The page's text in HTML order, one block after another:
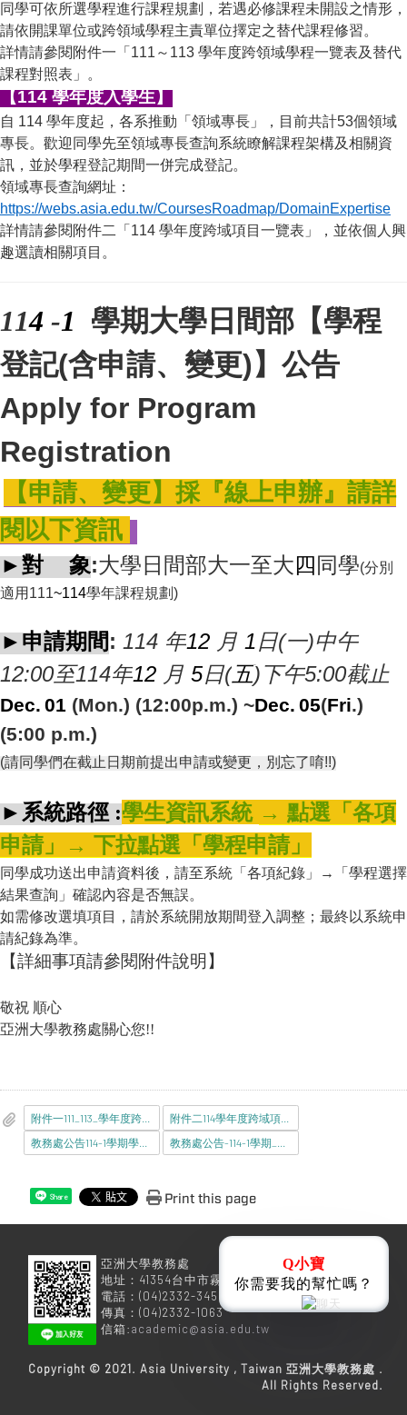
同學可依所選學程進行課程規劃，若遇必修課程未開設之情形，
請依開課單位或跨領域學程主責單位擇定之替代課程修習。
詳情請參閱附件一「111～113 學年度跨領域學程一覽表及替代
課程對照表」。
【114 學年度入學生】
自 114 學年度起，各系推動「領域專長」，目前共計53個領域
專長。歡迎同學先至領域專長查詢系統瞭解課程架構及相關資
訊，並於學程登記期間一併完成登記。
領域專長查詢網址：
https://webs.asia.edu.tw/CoursesRoadmap/DomainExpertise
詳情請參閱附件二「114 學年度跨域項目一覽表」，並依個人興
趣選讀相關項目。
114 -1 學期大學日間部【學程
登記(含申請、變更)】公告
Apply for Program
Registration
【申請、變更】採『線上申辦』請詳
閱以下資訊
►對 象:大學日間部大一至大四 同學(分別
適用111~114學年課程規劃)
► 申請期間: 114 年12 月 1日(一)中午
12:00至114年12 月 5日(五)下午5:00截止
Dec. 01 (Mon.) (12:00p.m.) ~Dec. 05(Fri.)
(5:00 p.m.)
(請同學們在截止日期前提出申請或變更，別忘了唷!!)
►系統路徑 :學生資訊系統 → 點選「各項
申請」→ 下拉點選「學程申請」
同學成功送出申請資料後，請至系統「各項紀錄」→「學程選擇
結果查詢」確認內容是否無誤。
如需修改選填項目，請於系統開放期間登入調整；最終以系統申
請紀錄為準。
【詳細事項請參閱附件說明】
敬祝 順心
亞洲大學教務處關心您!!
Share Print this page
亞洲大學教務處
地址：41354台中市霧峰區柳豐路500號
電話：(04)2332-3456
傳真：(04)2332-1063
信箱:academic@asia.edu.tw
Copyright © 2021. Asia University , Taiwan 亞洲大學教務處 .
All Rights Reserved.
Q小寶
你需要我的幫忙嗎？